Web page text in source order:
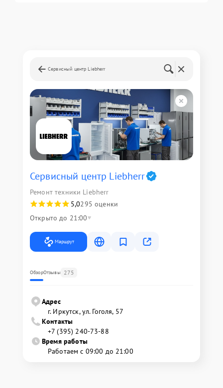
Сервисный центр Liebherr
Сервисный центр Liebherr
Ремонт техники Liebherr
5,0295 оценки
Открыто до 21:00
Маршрут
ОбзорОтзывы 275
Адрес
г. Иркутск, ул. ​Гоголя, 57
Контакты
+7 (395) 240-73-88
Время работы
Работаем с 09:00 до 21:00